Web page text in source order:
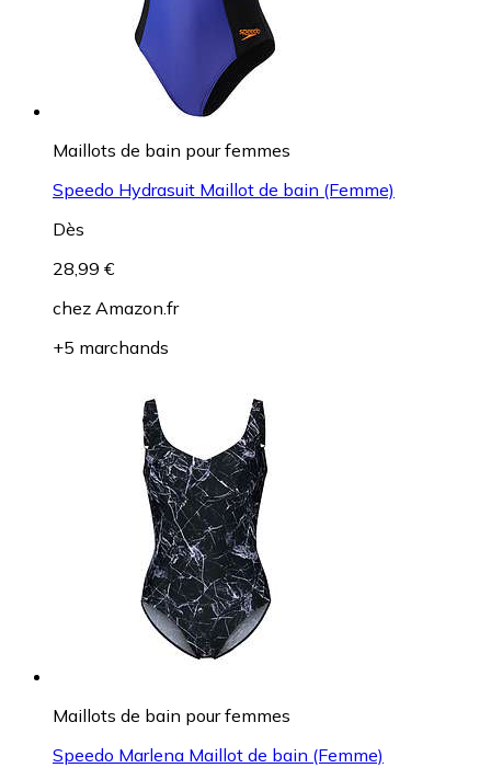
Maillots de bain pour femmes
Speedo Hydrasuit Maillot de bain (Femme)
Dès
28,99 €
chez Amazon.fr
+5 marchands
Maillots de bain pour femmes
Speedo Marlena Maillot de bain (Femme)